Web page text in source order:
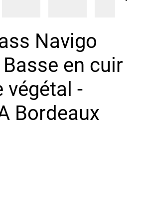
Navigo
en cuir
végétal -
Bordeaux